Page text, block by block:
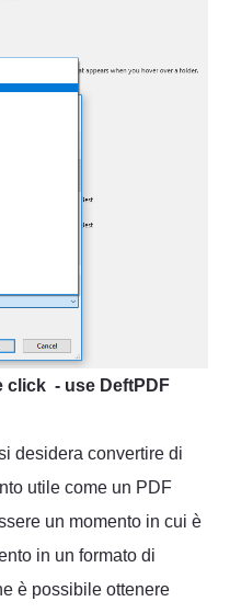
click - use DeftPDF
desidera convertire di
utile come un PDF
un momento in cui è
in un formato di
è possibile ottenere